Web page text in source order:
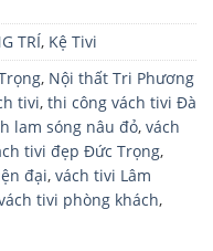
TRÍ, Kệ Tivi
, Nội thất Tri Phương
tivi, thi công vách tivi Đà
lam sóng nâu đỏ, vách
tivi đẹp Đức Trọng,
đại, vách tivi Lâm
tivi phòng khách,